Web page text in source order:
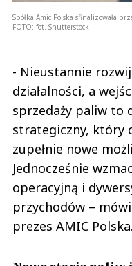
Spółka Amic Polska sfinalizowała
FOTO: fot. Shutterstock
- Nieustannie
działalności, a
sprzedaży paliw to
strategiczny, który
zupełnie nowe
Jednocześnie
operacyjną i
przychodów –
prezes AMIC Polska.